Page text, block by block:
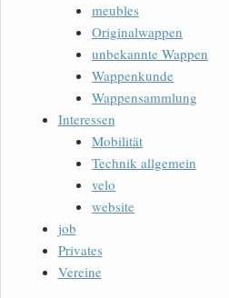
meubles
Originalwappen
unbekannte Wappen
Wappenkunde
Wappensammlung
Interessen
Mobilität
Technik allgemein
velo
website
job
Privates
Vereine